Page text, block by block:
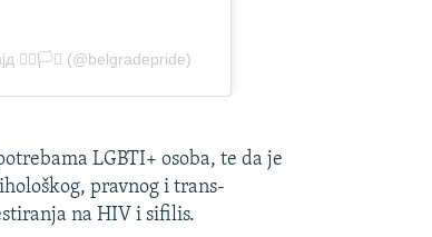
LGBTI+ osoba, te da je
pravnog i trans-
na HIV i sifilis.